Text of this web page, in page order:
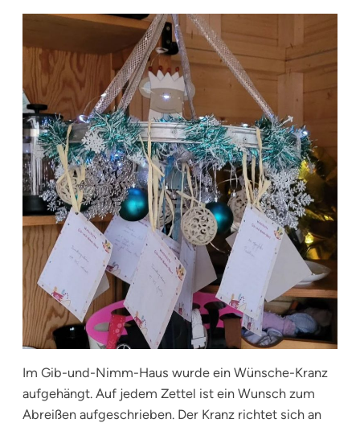
Im Gib-und-Nimm-Haus wurde ein Wünsche-Kranz
aufgehängt. Auf jedem Zettel ist ein Wunsch zum
Abreißen aufgeschrieben. Der Kranz richtet sich an